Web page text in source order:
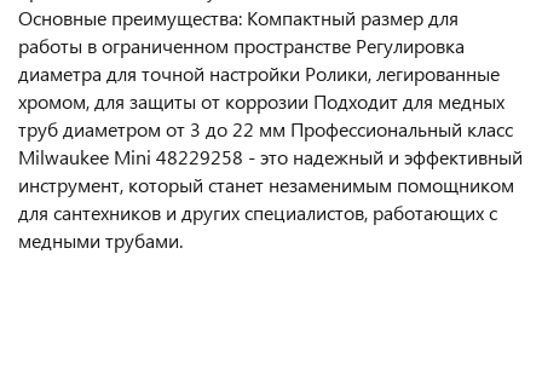
Основные преимущества: Компактный размер для
работы в ограниченном пространстве Регулировка
диаметра для точной настройки Ролики, легированные
хромом, для защиты от коррозии Подходит для медных
труб диаметром от 3 до 22 мм Профессиональный класс
Milwaukee Mini 48229258 - это надежный и эффективный
инструмент, который станет незаменимым помощником
для сантехников и других специалистов, работающих с
медными трубами.